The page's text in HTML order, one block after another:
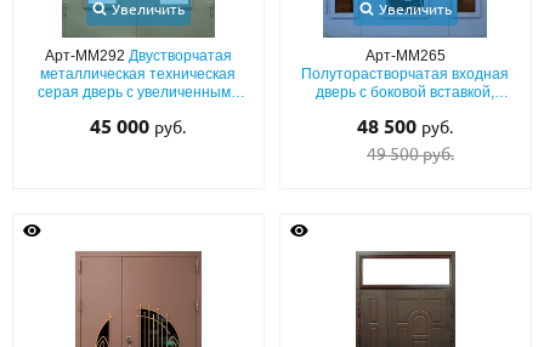
Увеличить
Арт-ММ292 Двустворчатая
металлическая техническая
серая дверь с увеличенными
45 000 руб.
Увеличить
Арт-ММ265
Полуторастворчатая входная
дверь с боковой вставкой,
ручкой-скобой, стеклами и
ковкой
48 500 руб.
49 500 руб.